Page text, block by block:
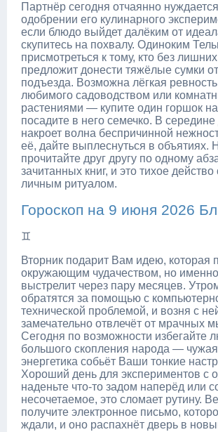
Партнёр сегодня отчаянно
одобрении его кулинарного
если блюдо выйдет далёким от
скупитесь на похвалу. Одиноким
присмотреться к тому, кто без
предложит донести тяжёлые сумки
подъезда. Возможна лёгкая
любимого садоводством или
растениями — купите один горшок
посадите в него семечко. В
накроет волна беспричинной
её, дайте выплеснуться в объятиях.
прочитайте друг другу по одному
зачитанных книг, и это тихое
личным ритуалом.
Гороскоп на 9 июня 2026
♊
Вторник подарит Вам идею, которая
окружающим чудачеством, но
выстрелит через пару месяцев.
обратятся за помощью с
технической проблемой, и возня с
замечательно отвлечёт от мрачных
Сегодня по возможности избегайте
большого скопления народа — чужая
энергетика собьёт Ваши тонкие
Хороший день для экспериментов с
наденьте что-то задом наперёд или
несочетаемое, это сломает рутину.
получите электронное письмо,
ждали, и оно распахнёт дверь в